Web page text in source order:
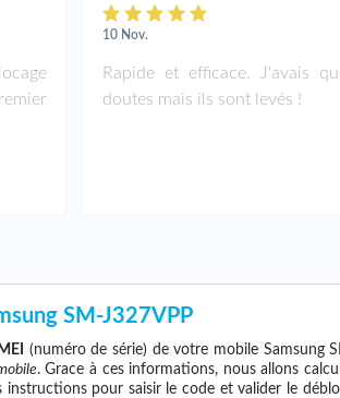
10 Nov.
Rapide et efficace. J'avais
doutes mais ils sont levés !
SM-J327VPP
(numéro de série) de votre mobile Samsung
. Grace à ces informations, nous allons
instructions pour saisir le code et valider le